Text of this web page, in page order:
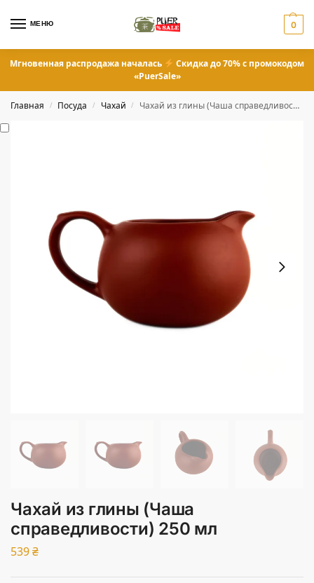
МЕНЮ 0
Мгновенная распродажа началась
Скидка до 70% с промокодом
«PuerSale»
Главная / Посуда / Чахай / Чахай из глины (Чаша справедливости) 250 мл
Чахай из глины (Чаша
справедливости) 250 мл
539₴